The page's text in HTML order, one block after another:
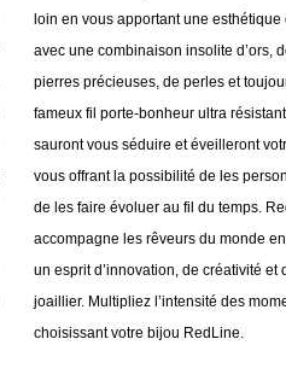
loin en vous apportant une
avec une combinaison insolite d’ors,
pierres précieuses, de perles et
fameux fil porte-bonheur ultra
sauront vous séduire et éveilleront
vous offrant la possibilité de les
de les faire évoluer au fil du temps.
accompagne les rêveurs du monde
un esprit d’innovation, de créativité et
joaillier. Multipliez l’intensité des
choisissant votre bijou RedLine.